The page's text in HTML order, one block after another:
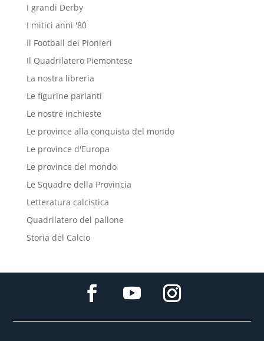
I grandi Derby
I mitici anni '80
Il Football dei Pionieri
Il Quadrilatero Piemontese
La nostra libreria
Le figurine parlanti
Le nostre inchieste
Le province alla conquista del mondo
Le province d'Europa
Le province del mondo
Le Squadre della Provincia
Letteratura calcistica
Quadrilatero del pallone
Storia del Calcio